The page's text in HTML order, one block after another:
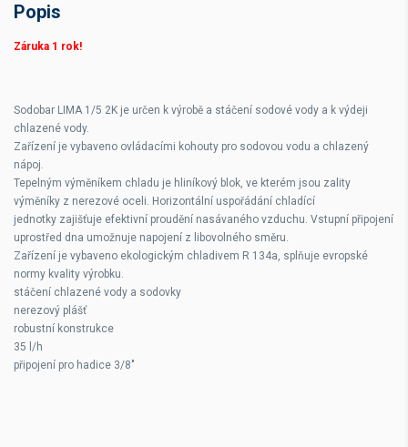
Popis
Záruka 1 rok!
Sodobar LIMA 1/5 2K je určen k výrobě a stáčení sodové vody a k výdeji
chlazené vody.
Zařízení je vybaveno ovládacími kohouty pro sodovou vodu a chlazený
nápoj.
Tepelným výměníkem chladu je hliníkový blok, ve kterém jsou zality
výměníky z nerezové oceli. Horizontální uspořádání chladící
jednotky zajišťuje efektivní proudění nasávaného vzduchu. Vstupní připojení
uprostřed dna umožnuje napojení z libovolného směru.
Zařízení je vybaveno ekologickým chladivem R 134a, splňuje evropské
normy kvality výrobku.
stáčení chlazené vody a sodovky
nerezový plášť
robustní konstrukce
35 l/h
připojení pro hadice 3/8"